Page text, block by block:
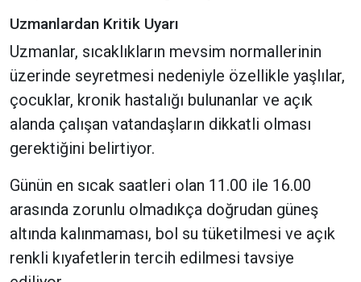
Uzmanlardan Kritik Uyarı
Uzmanlar, sıcaklıkların mevsim normallerinin
üzerinde seyretmesi nedeniyle özellikle yaşlılar,
çocuklar, kronik hastalığı bulunanlar ve açık
alanda çalışan vatandaşların dikkatli olması
gerektiğini belirtiyor.
Günün en sıcak saatleri olan 11.00 ile 16.00
arasında zorunlu olmadıkça doğrudan güneş
altında kalınmaması, bol su tüketilmesi ve açık
renkli kıyafetlerin tercih edilmesi tavsiye